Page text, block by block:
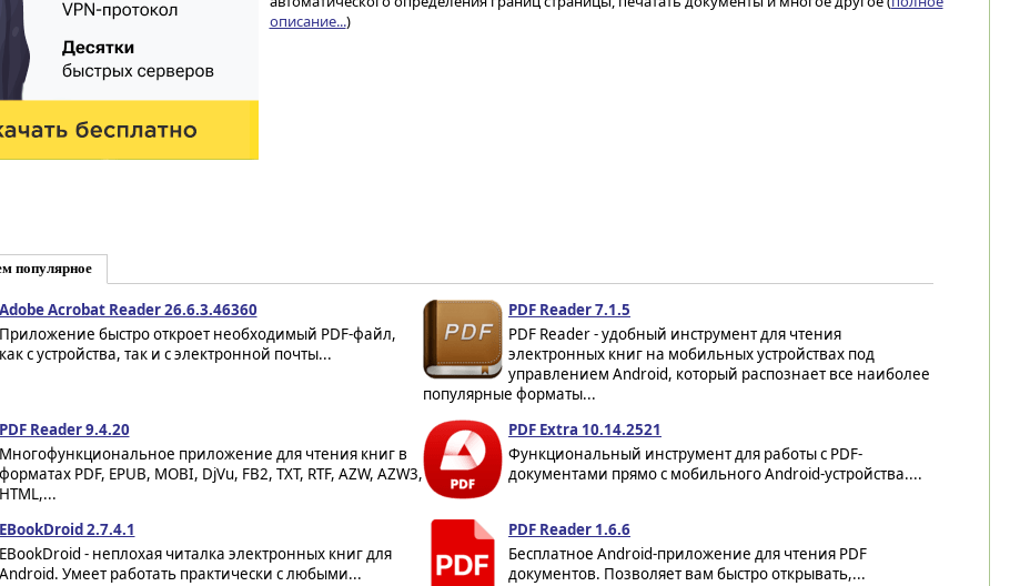
описание...)
популярное
Adobe Acrobat Reader 26.6.3.46360
Приложение быстро откроет необходимый PDF-файл,
как с устройства, так и с электронной почты...
PDF Reader 7.1.5
PDF Reader - удобный инструмент для чтения
электронных книг на мобильных устройствах под
управлением Android, который распознает все наиболее
популярные форматы...
PDF Reader 9.4.20
Многофункциональное приложение для чтения книг в
форматах PDF, EPUB, MOBI, DjVu, FB2, TXT, RTF, AZW, AZW3,
HTML,...
PDF Extra 10.14.2521
Функциональный инструмент для работы с PDF-
документами прямо с мобильного Android-устройства....
EBookDroid 2.7.4.1
EBookDroid - неплохая читалка электронных книг для
Android. Умеет работать практически с любыми...
PDF Reader 1.6.6
Бесплатное Android-приложение для чтения PDF
документов. Позволяет вам быстро открывать,...